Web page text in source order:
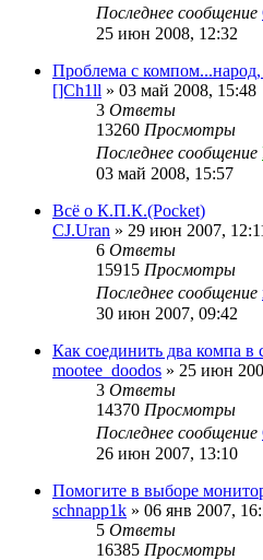
Последнее сообщение
25 июн 2008, 12:32
Проблема с компом...народ,
[]Ch1ll » 03 май 2008, 15:48
3 Ответы
13260 Просмотры
Последнее сообщение
03 май 2008, 15:57
Всё о К.П.К.(Pocket)
CJ.Uran » 29 июн 2007,
6 Ответы
15915 Просмотры
Последнее сообщение
30 июн 2007, 09:42
Как соединить два компа в
mootee_doodos » 25 июн
3 Ответы
14370 Просмотры
Последнее сообщение
26 июн 2007, 13:10
Помогите в выборе
schnapp1k » 06 янв 2007,
5 Ответы
16385 Просмотры